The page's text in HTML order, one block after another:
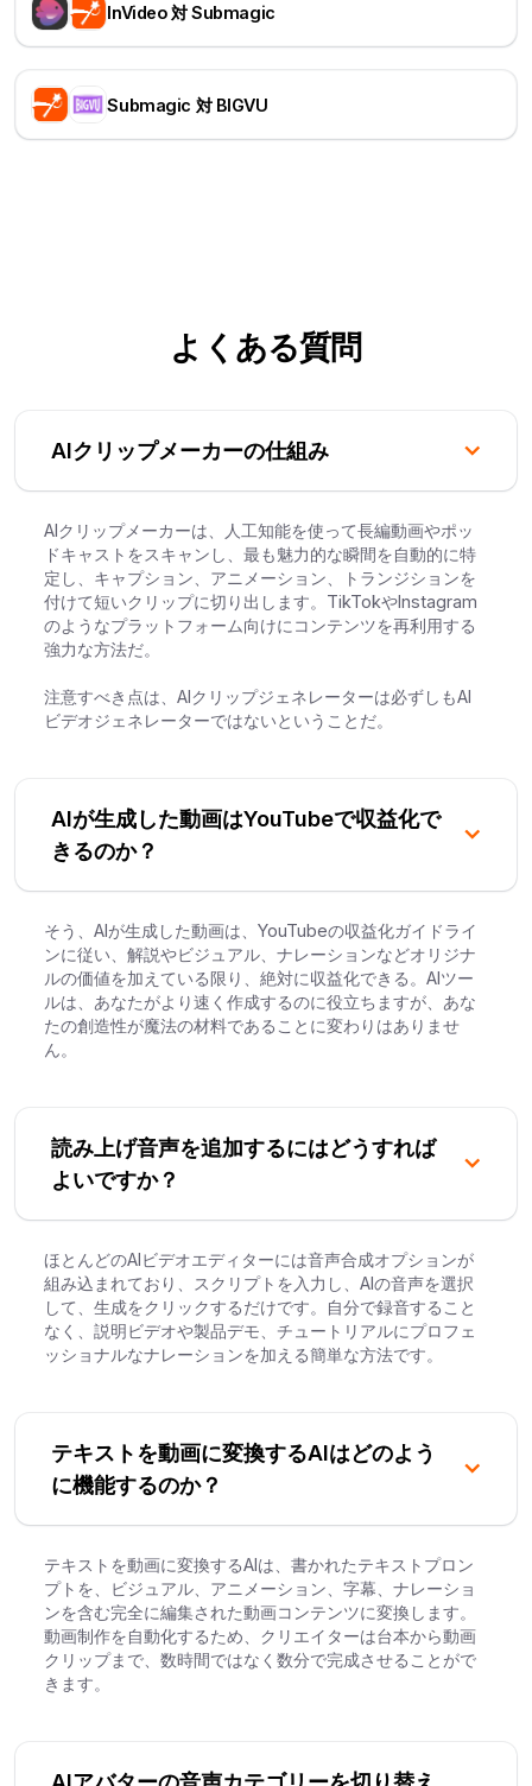
InVideo 対 Submagic
Submagic 対 BIGVU
よくある質問
AIクリップメーカーの仕組み
AIクリップメーカーは、人工知能を使って長編動画やポッ
ドキャストをスキャンし、最も魅力的な瞬間を自動的に特
定し、キャプション、アニメーション、トランジションを
付けて短いクリップに切り出します。TikTokやInstagram
のようなプラットフォーム向けにコンテンツを再利用する
強力な方法だ。
注意すべき点は、AIクリップジェネレーターは必ずしもAI
ビデオジェネレーターではないということだ。
AIが生成した動画はYouTubeで収益化で
きるのか？
そう、AIが生成した動画は、YouTubeの収益化ガイドライ
ンに従い、解説やビジュアル、ナレーションなどオリジナ
ルの価値を加えている限り、絶対に収益化できる。AIツー
ルは、あなたがより速く作成するのに役立ちますが、あな
たの創造性が魔法の材料であることに変わりはありませ
ん。
読み上げ音声を追加するにはどうすれば
よいですか？
ほとんどのAIビデオエディターには音声合成オプションが
組み込まれており、スクリプトを入力し、AIの音声を選択
して、生成をクリックするだけです。自分で録音すること
なく、説明ビデオや製品デモ、チュートリアルにプロフェ
ッショナルなナレーションを加える簡単な方法です。
テキストを動画に変換するAIはどのよう
に機能するのか？
テキストを動画に変換するAIは、書かれたテキストプロン
プトを、ビジュアル、アニメーション、字幕、ナレーショ
ンを含む完全に編集された動画コンテンツに変換します。
動画制作を自動化するため、クリエイターは台本から動画
クリップまで、数時間ではなく数分で完成させることがで
きます。